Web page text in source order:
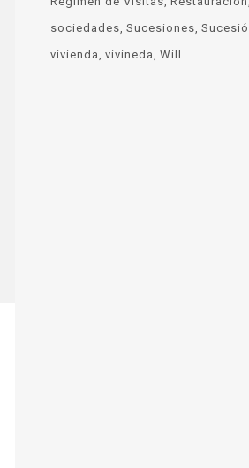
sociedades Sucesiones
vivienda vivineda Will